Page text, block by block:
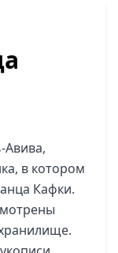
Авива,
в котором
Кафки.